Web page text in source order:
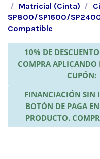
Matricial (Cinta)
SP800/SP1600/
Compatible
10% DE
COMPRA APLICANDO
CUPÓN:
FINANCIACIÓN SIN
BOTÓN DE PAGA
PRODUCTO.